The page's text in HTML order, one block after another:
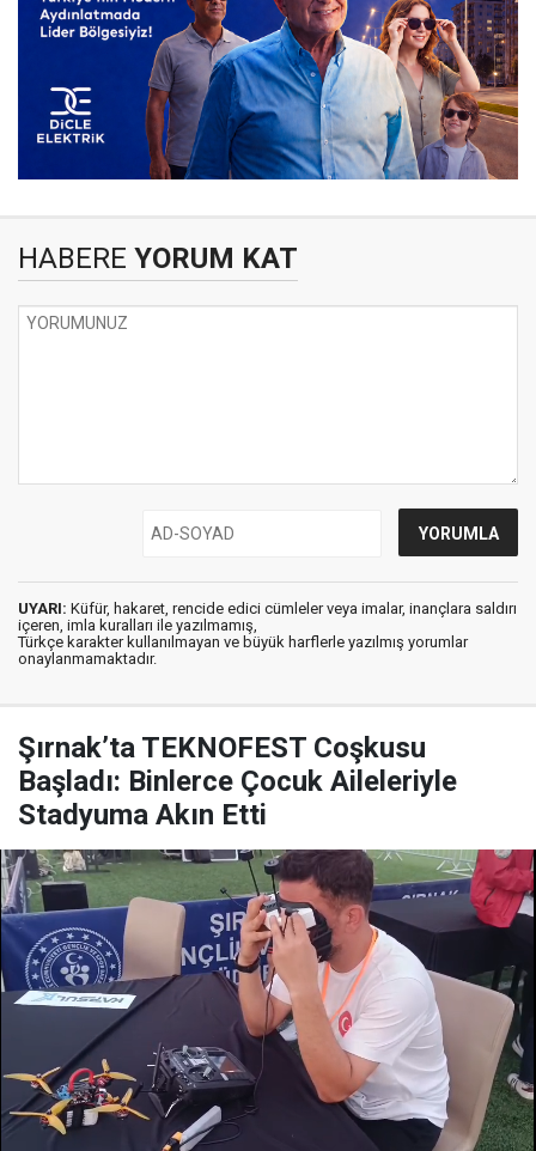
HABERE YORUM KAT
UYARI: Küfür, hakaret, rencide edici cümleler veya imalar, inançlara saldırı
içeren, imla kuralları ile yazılmamış,
Türkçe karakter kullanılmayan ve büyük harflerle yazılmış yorumlar
onaylanmamaktadır.
Şırnak’ta TEKNOFEST Coşkusu
Başladı: Binlerce Çocuk Aileleriyle
Stadyuma Akın Etti